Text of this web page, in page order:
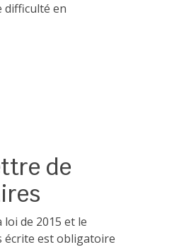
difficulté en
de
de 2015 et le
écrite est obligatoire